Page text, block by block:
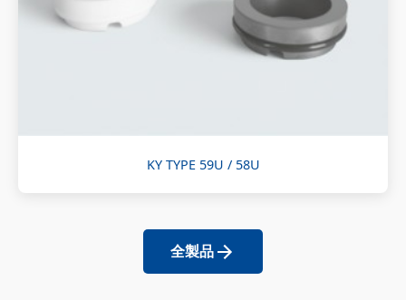
KY TYPE 59U / 58U
全製品